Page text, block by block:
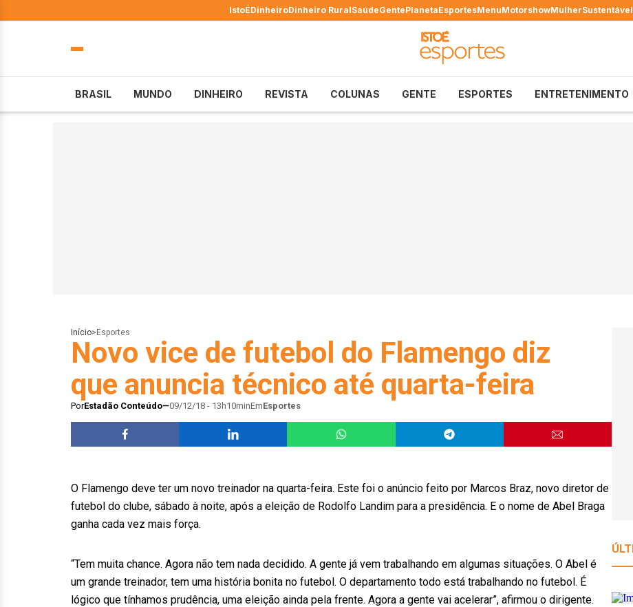
IstoÉDinheiroDinheiro RuralSaúdeGentePlanetaEsportesMenuMotorshowMulherSustentável
BRASIL MUNDO DINHEIRO REVISTA COLUNAS GENTE ESPORTES ENTRETENIMENTO
Início> Esportes
Novo vice de futebol do Flamengo diz
que anuncia técnico até quarta-feira
PorEstadão Conteúdo 09/12/18 - 13h10minEmEsportes
O Flamengo deve ter um novo treinador na quarta-feira. Este foi o anúncio feito por Marcos Braz, novo diretor de
futebol do clube, sábado à noite, após a eleição de Rodolfo Landim para a presidência. E o nome de Abel Braga
ganha cada vez mais força.
“Tem muita chance. Agora não tem nada decidido. A gente já vem trabalhando em algumas situações. O Abel é
um grande treinador, tem uma história bonita no futebol. O departamento todo está trabalhando no futebol. É
lógico que tínhamos prudência, uma eleição ainda pela frente. Agora a gente vai acelerar”, afirmou o dirigente.